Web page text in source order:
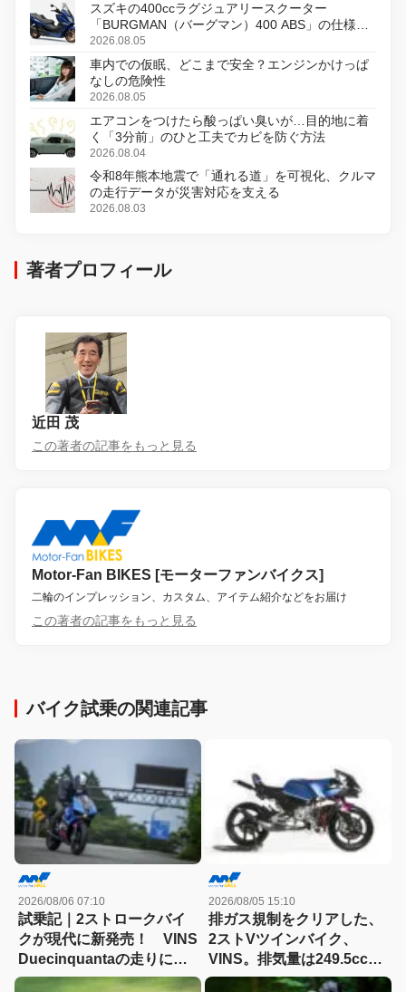
スズキの400ccラグジュアリースクーター
「BURGMAN（バーグマン）400 ABS」の仕様を
変更し、8月18日に発売
2026.08.05
車内での仮眠、どこまで安全？エンジンかけっぱ
なしの危険性
2026.08.05
エアコンをつけたら酸っぱい臭いが…目的地に着
く「3分前」のひと工夫でカビを防ぐ方法
2026.08.04
令和8年熊本地震で「通れる道」を可視化、クルマ
の走行データが災害対応を支える
2026.08.03
著者プロフィール
近田 茂
この著者の記事をもっと見る
Motor-Fan BIKES [モーターファンバイクス]
二輪のインプレッション、カスタム、アイテム紹介などをお届け
この著者の記事をもっと見る
バイク試乗の関連記事
2026/08/06 07:10
試乗記｜2ストロークバイ
クが現代に新発売！ VINS
Duecinquantaの走りに大
感動
2026/08/05 15:10
排ガス規制をクリアした、
2ストVツインバイク、
VINS。排気量は249.5cc、
83HPを絞り出す。そのエ